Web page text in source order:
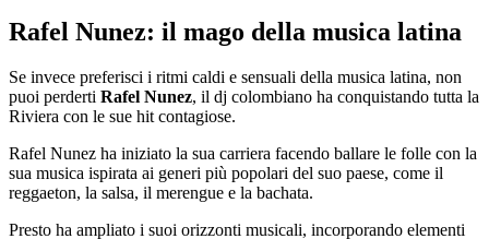
Rafel Nunez: il mago della musica latina
Se invece preferisci i ritmi caldi e sensuali della musica latina, non
puoi perderti Rafel Nunez, il dj colombiano ha conquistando tutta la
Riviera con le sue hit contagiose.
Rafel Nunez ha iniziato la sua carriera facendo ballare le folle con la
sua musica ispirata ai generi più popolari del suo paese, come il
reggaeton, la salsa, il merengue e la bachata.
Presto ha ampliato i suoi orizzonti musicali, incorporando elementi